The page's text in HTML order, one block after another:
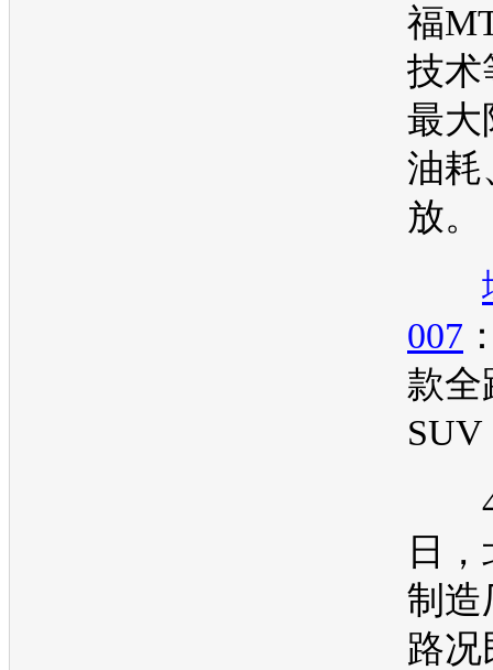
福
技术
最大
油耗
放。
007
款全
SUV
4
日
制造
路况